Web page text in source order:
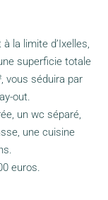
la limite d’Ixelles,
superficie totale
vous séduira par
out.
un wc séparé,
une cuisine
euros.